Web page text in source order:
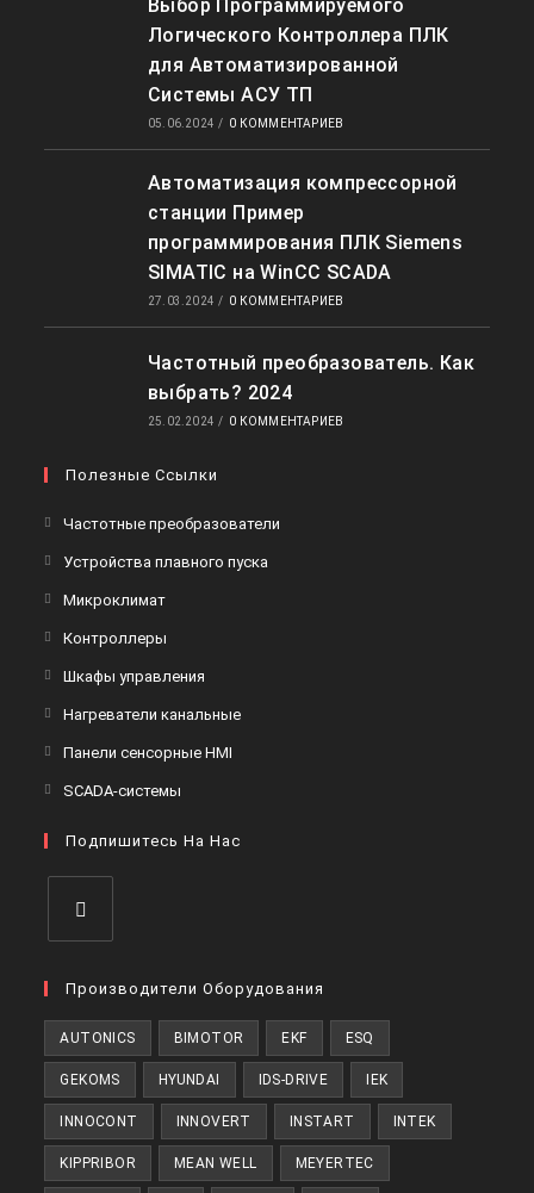
Выбор Программируемого
Логического Контроллера ПЛК
для Автоматизированной
Системы АСУ ТП
05.06.2024 / 0 КОММЕНТАРИЕВ
Автоматизация компрессорной
станции Пример
программирования ПЛК Siemens
SIMATIC на WinCC SCADA
27.03.2024 / 0 КОММЕНТАРИЕВ
Частотный преобразователь. Как
выбрать? 2024
25.02.2024 / 0 КОММЕНТАРИЕВ
Полезные Ссылки
Частотные преобразователи
Устройства плавного пуска
Микроклимат
Контроллеры
Шкафы управления
Нагреватели канальные
Панели сенсорные HMI
SCADA-системы
Подпишитесь На Нас
Производители Оборудования
AUTONICS BIMOTOR EKF ESQ
GEKOMS HYUNDAI IDS-DRIVE IEK
INNOCONT INNOVERT INSTART INTEK
KIPPRIBOR MEAN WELL MEYERTEC